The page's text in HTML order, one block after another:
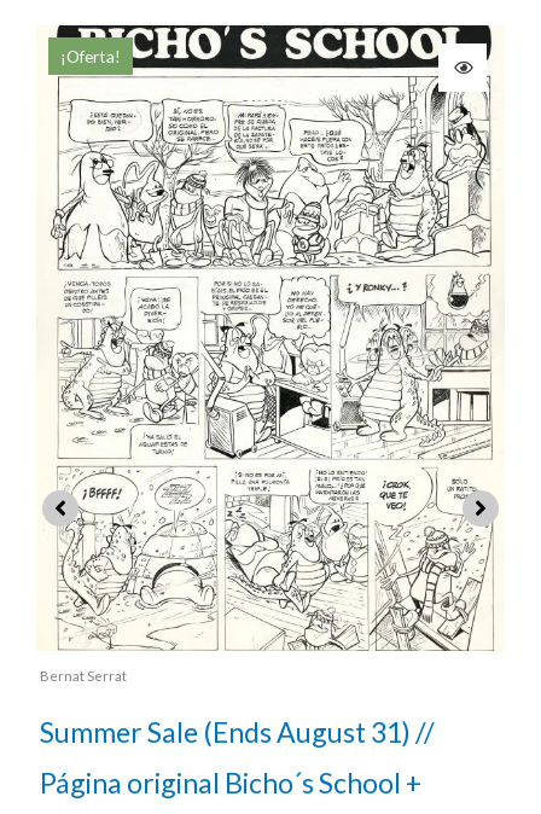
(Ends August 31) //
Bicho´s School +
precio
actual
170,00 €.
¡Oferta!
Summer Sale
Página original
El
precio
original
era:
180,00 €.